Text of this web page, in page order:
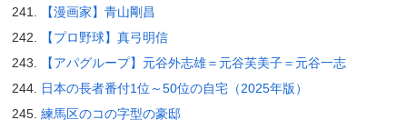
【漫画家】青山剛昌
【プロ野球】真弓明信
【アパグループ】元谷外志雄＝元谷芙美子＝元谷一志
日本の長者番付1位～50位の自宅（2025年版）
練馬区のコの字型の豪邸